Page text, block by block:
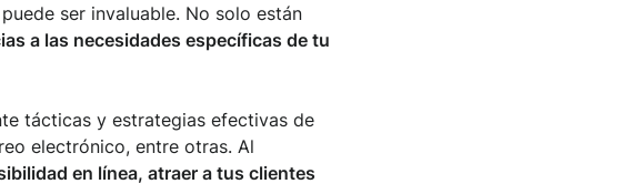
ser invaluable. No solo están
a las necesidades específicas de tu
tácticas y estrategias efectivas de
electrónico, entre otras. Al
en línea, atraer a tus clientes